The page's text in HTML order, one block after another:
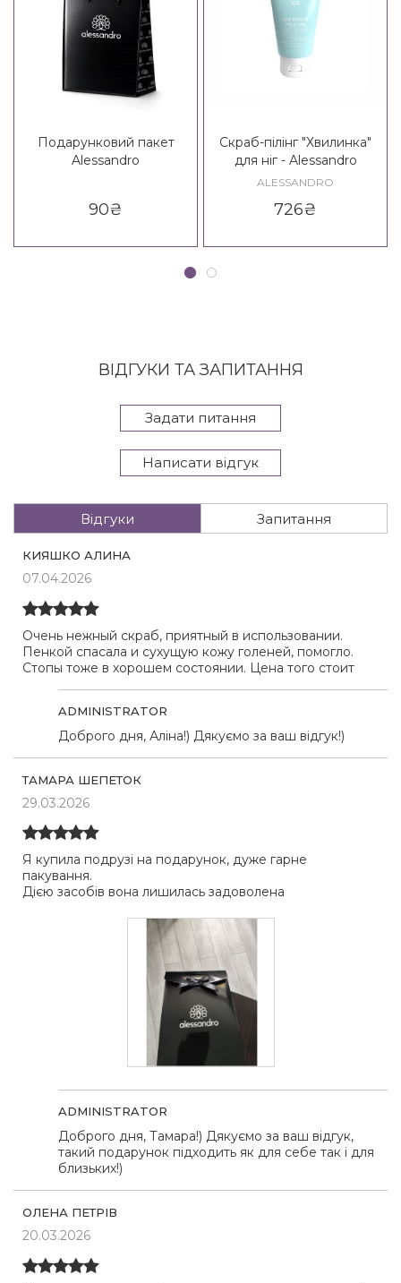
Подарунковий пакет
Alessandro
90₴
Скраб-пілінг "Хвилинка"
для ніг - Alessandro
International One Minute
ALESSANDRO
726₴
ВІДГУКИ ТА ЗАПИТАННЯ
Задати питання
Написати відгук
Відгуки Запитання
КИЯШКО АЛИНА
07.04.2026
Очень нежный скраб, приятный в использовании.
Пенкой спасала и сухущую кожу голеней, помогло.
Стопы тоже в хорошем состоянии. Цена того стоит
ADMINISTRATOR
Доброго дня, Аліна!) Дякуємо за ваш відгук!)
ТАМАРА ШЕПЕТОК
29.03.2026
Я купила подрузі на подарунок, дуже гарне
пакування.
Дією засобів вона лишилась задоволена
ADMINISTRATOR
Доброго дня, Тамара!) Дякуємо за ваш відгук,
такий подарунок підходить як для себе так і для
близьких!)
ОЛЕНА ПЕТРІВ
20.03.2026